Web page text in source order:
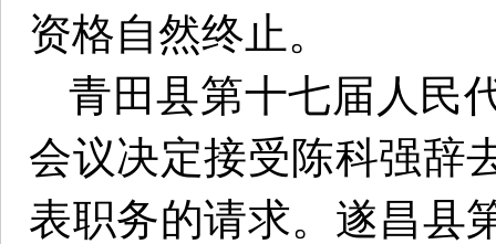
资格自然终止。
青田县第十七届人民
会议决定接受陈科强辞
表职务的请求。遂昌县